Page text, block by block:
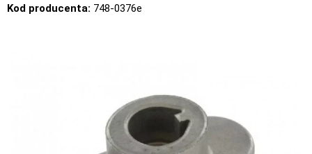
Kod producenta: 748-0376e